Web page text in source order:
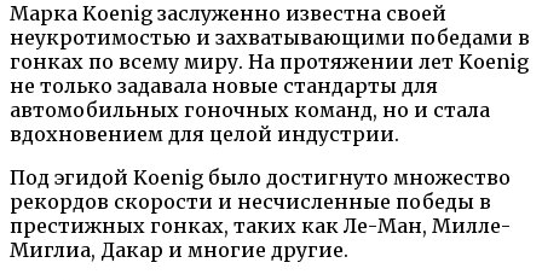
Марка Koenig заслуженно известна своей
неукротимостью и захватывающими победами в
гонках по всему миру. На протяжении лет Koenig
не только задавала новые стандарты для
автомобильных гоночных команд, но и стала
вдохновением для целой индустрии.
Под эгидой Koenig было достигнуто множество
рекордов скорости и несчисленные победы в
престижных гонках, таких как Ле-Ман, Милле-
Миглиа, Дакар и многие другие.